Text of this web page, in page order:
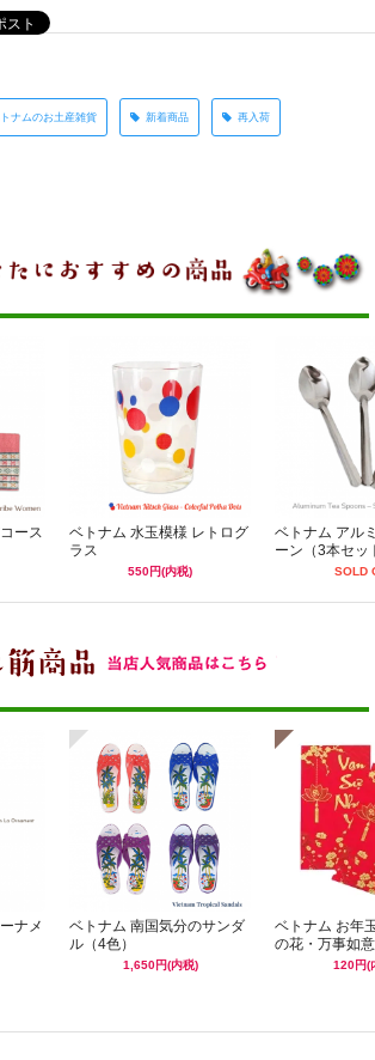
ナムのお土産雑貨 新着商品 再入荷
ース
ベトナム 水玉模様 レトログ
ラス
550円(内税)
ベトナム アル
ーン（3本セッ
SOLD
ナメ
ベトナム 南国気分のサンダ
ル（4色）
1,650円(内税)
ベトナム お年
の花・万事如意
120円(